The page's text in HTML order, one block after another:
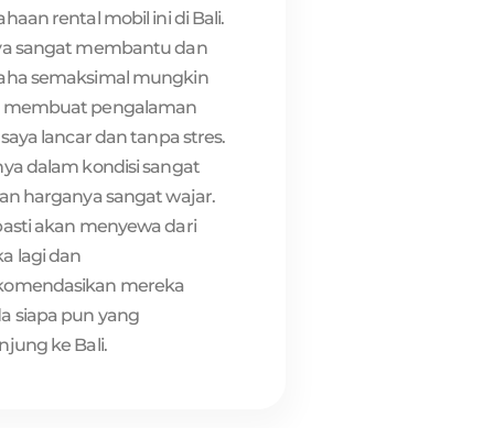
rental mobil ini di Bali.
sangat membantu dan
semaksimal mungkin
pengalaman
lancar dan tanpa stres.
dalam kondisi sangat
harganya sangat wajar.
akan menyewa dari
lagi dan
mereka
siapa pun yang
ke Bali.